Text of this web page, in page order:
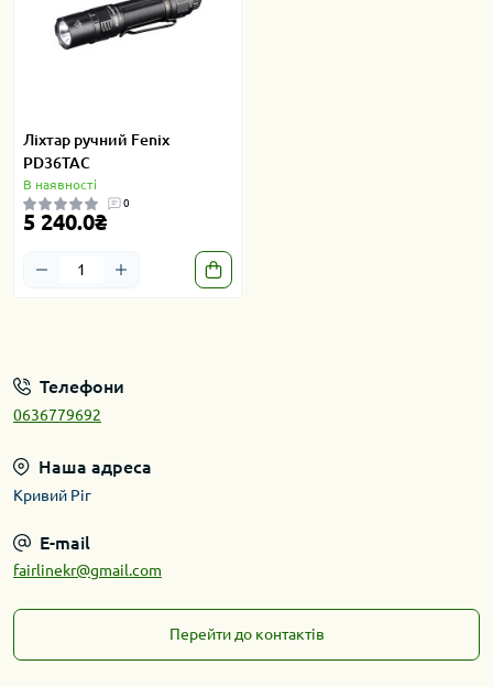
Ліхтар ручний Fenix
PD36TAC
В наявності
0
5 240.0₴
Телефони
0636779692
Наша адреса
Кривий Ріг
E-mail
fairlinekr@gmail.com
Перейти до контактів